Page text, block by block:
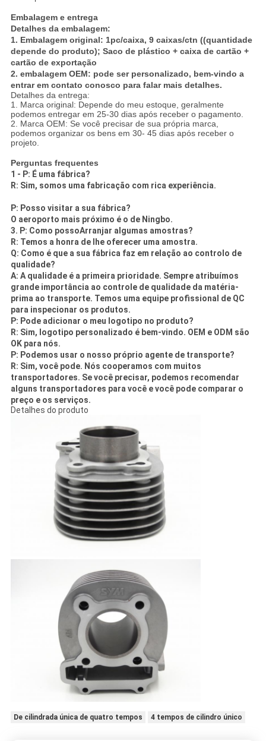
Embalagem e entrega
Detalhes da embalagem:
1. Embalagem original: 1pc/caixa, 9 caixas/ctn ((quantidade
depende do produto); Saco de plástico + caixa de cartão +
cartão de exportação
2. embalagem OEM: pode ser personalizado, bem-vindo a
entrar em contato conosco para falar mais detalhes.
Detalhes da entrega:
1. Marca original: Depende do meu estoque, geralmente
podemos entregar em 25-30 dias após receber o pagamento.
2. Marca OEM: Se você precisar de sua própria marca,
podemos organizar os bens em 30- 45 dias após receber o
projeto.
Perguntas frequentes
1 - P: É uma fábrica?
R: Sim, somos uma fabricação com rica experiência.
P: Posso visitar a sua fábrica?
O aeroporto mais próximo é o de Ningbo.
3. P: Como possoArranjar algumas amostras?
R: Temos a honra de lhe oferecer uma amostra.
Q: Como é que a sua fábrica faz em relação ao controlo de
qualidade?
A: A qualidade é a primeira prioridade. Sempre atribuímos
grande importância ao controle de qualidade da matéria-
prima ao transporte. Temos uma equipe profissional de QC
para inspecionar os produtos.
P: Pode adicionar o meu logotipo no produto?
R: Sim, logotipo personalizado é bem-vindo. OEM e ODM são
OK para nós.
P: Podemos usar o nosso próprio agente de transporte?
R: Sim, você pode. Nós cooperamos com muitos
transportadores. Se você precisar, podemos recomendar
alguns transportadores para você e você pode comparar o
preço e os serviços.
Detalhes do produto
De cilindrada única de quatro tempos 4 tempos de cilindro único